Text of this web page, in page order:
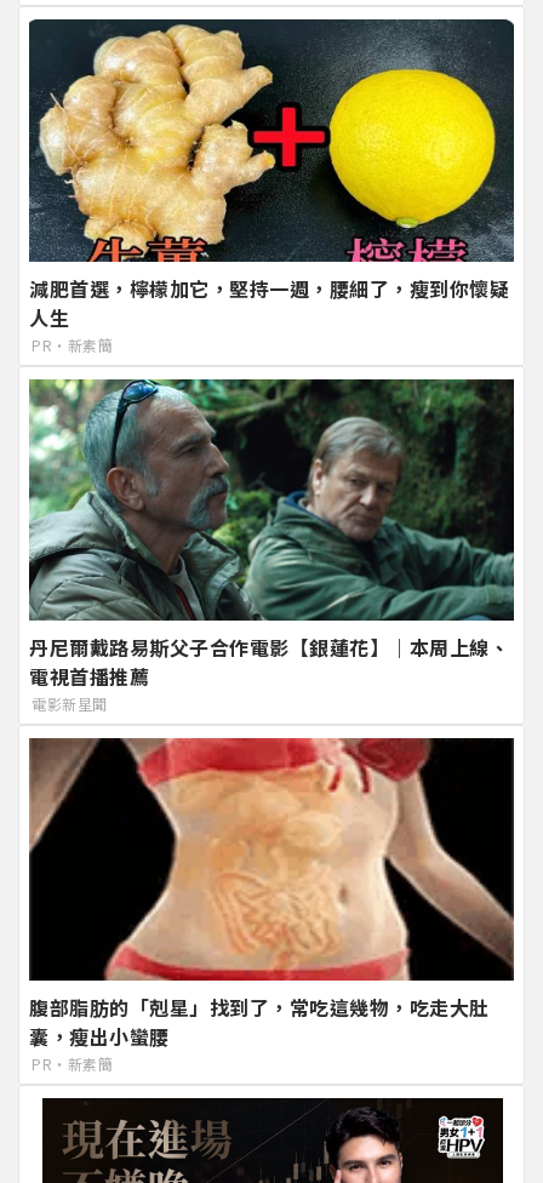
減肥首選，檸檬加它，堅持一週，腰細了，瘦到你懷疑
人生
PR・新素簡
丹尼爾戴路易斯父子合作電影【銀蓮花】｜本周上線、
電視首播推薦
電影新星聞
腹部脂肪的「剋星」找到了，常吃這幾物，吃走大肚
囊，瘦出小蠻腰
PR・新素簡